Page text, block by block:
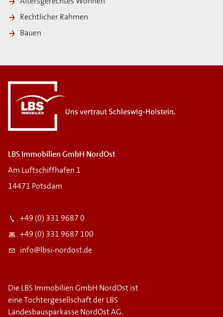
Altersgerechtes Wohnen
Rechtlicher Rahmen
Bauen
LBS Immobilien GmbH NordOst
Am Luftschiffhafen 1
14471 Potsdam
+49 (0) 331 9687 0
+49 (0) 331 9687 100
info@lbsi-nordost.de
Die LBS Immobilien GmbH NordOst ist
eine Tochtergesellschaft der LBS
Landesbausparkasse NordOst AG.